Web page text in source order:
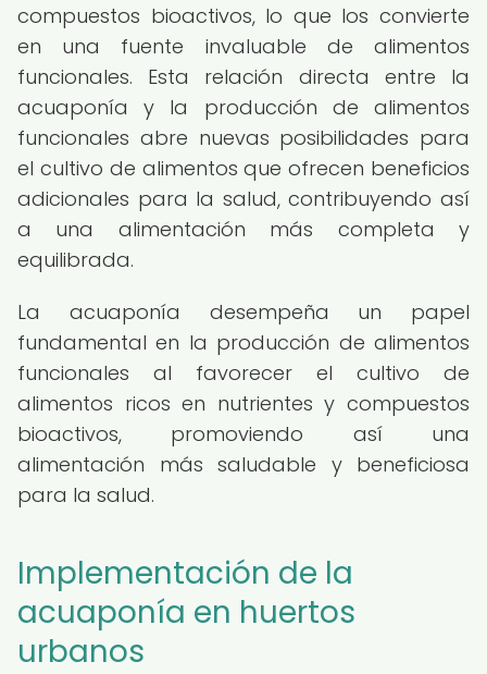
compuestos bioactivos, lo que los convierte
en una fuente invaluable de alimentos
funcionales. Esta relación directa entre la
acuaponía y la producción de alimentos
funcionales abre nuevas posibilidades para
el cultivo de alimentos que ofrecen beneficios
adicionales para la salud, contribuyendo así
a una alimentación más completa y
equilibrada.
La acuaponía desempeña un papel
fundamental en la producción de alimentos
funcionales al favorecer el cultivo de
alimentos ricos en nutrientes y compuestos
bioactivos, promoviendo así una
alimentación más saludable y beneficiosa
para la salud.
Implementación de la
acuaponía en huertos
urbanos